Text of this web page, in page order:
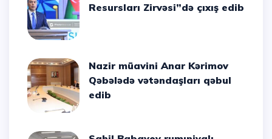
Resursları Zirvəsi”də çıxış edib
Nazir müavini Anar Kərimov
Qəbələdə vətəndaşları qəbul
edib